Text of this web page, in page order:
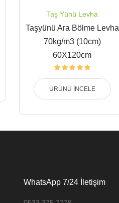
Taş Yünü Levha
Taşyünü Ara Bölme Levha
70kg/m3 (10cm)
60X120cm
ÜRÜNÜ İNCELE
WhatsApp 7/24 İletişim